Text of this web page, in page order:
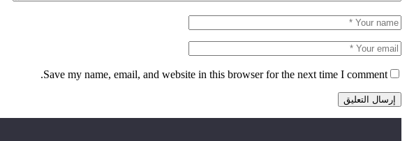
Save my name, email, and website in this browser for the next time I comment.